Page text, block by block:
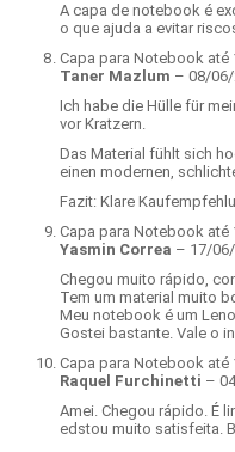
A capa de notebook é
o que ajuda a evitar
Capa para Notebook até
Taner Mazlum – 08/
Ich habe die Hülle für
vor Kratzern.
Das Material fühlt sich
einen modernen,
Fazit: Klare
Capa para Notebook até
Yasmin Correa – 17/
Chegou muito rápido,
Tem um material muito
Meu notebook é um
Gostei bastante. Vale o
Capa para Notebook até
Raquel Furchinetti –
Amei. Chegou rápido. É
edstou muito satisfeita.